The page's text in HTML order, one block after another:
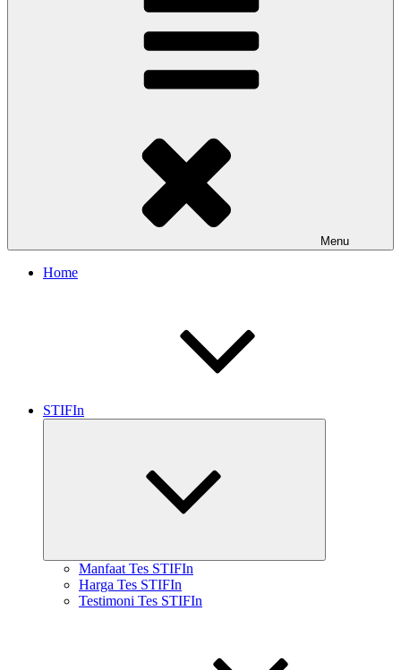
Menu
Home
STIFIn
Manfaat Tes STIFIn
Harga Tes STIFIn
Testimoni Tes STIFIn